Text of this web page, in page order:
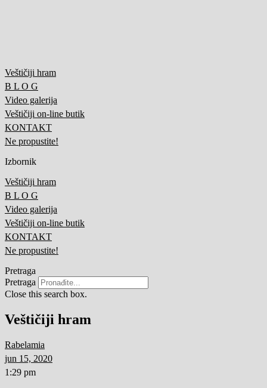
Veštičiji hram
B L O G
Video galerija
Veštičiji on-line butik
KONTAKT
Ne propustite!
Izbornik
Veštičiji hram
B L O G
Video galerija
Veštičiji on-line butik
KONTAKT
Ne propustite!
Pretraga
Pretraga
Close this search box.
Veštičiji hram
Rabelamia
jun 15, 2020
1:29 pm